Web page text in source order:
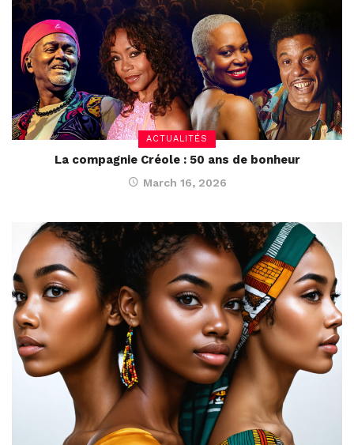
ACTUALITÉS
La compagnie Créole : 50 ans de bonheur
March 16, 2026